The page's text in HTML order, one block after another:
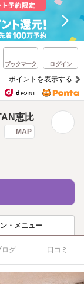
ブックマーク ログイン
ポイントを表示する
恵比
MAP
・メニュー
ログ 口コミ